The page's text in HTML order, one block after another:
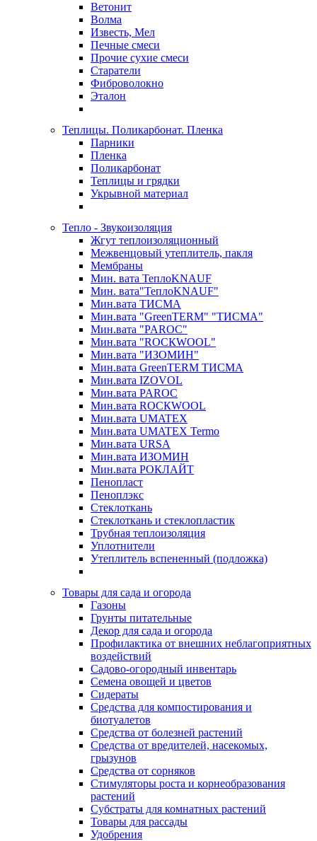
Ветонит
Волма
Известь, Мел
Печные смеси
Прочие сухие смеси
Старатели
Фиброволокно
Эталон
Теплицы. Поликарбонат. Пленка
Парники
Пленка
Поликарбонат
Теплицы и грядки
Укрывной материал
Тепло - Звукоизоляция
Жгут теплоизоляционный
Межвенцовый утеплитель, пакля
Мембраны
Мин. вата ТеплоKNAUF
Мин. вата"ТеплоKNAUF"
Мин.вата ТИСМА
Мин.вата "GreenTERM" "ТИСМА"
Мин.вата "PAROC"
Мин.вата "ROCКWOOL"
Мин.вата "ИЗОМИН"
Мин.вата GreenTERM ТИСМА
Мин.вата IZOVOL
Мин.вата PAROC
Мин.вата ROCКWOOL
Мин.вата UMATEX
Мин.вата UMATEX Termo
Мин.вата URSA
Мин.вата ИЗОМИН
Мин.вата РОКЛАЙТ
Пенопласт
Пеноплэкс
Стеклоткань
Стеклоткань и стеклопластик
Трубная теплоизоляция
Уплотнители
Утеплитель вспененный (подложка)
Товары для сада и огорода
Газоны
Грунты питательные
Декор для сада и огорода
Профилактика от внешних неблагоприятных
воздействий
Садово-огородный инвентарь
Семена овощей и цветов
Сидераты
Средства для компостирования и
биотуалетов
Средства от болезней растений
Средства от вредителей, насекомых,
грызунов
Средства от сорняков
Стимуляторы роста и корнеобразования
растений
Субстраты для комнатных растений
Товары для рассады
Удобрения